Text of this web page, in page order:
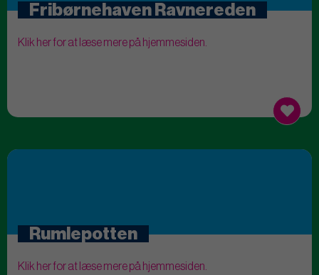
Fribørnehaven Ravnereden
Klik her for at læse mere på hjemmesiden.
Rumlepotten
Klik her for at læse mere på hjemmesiden.